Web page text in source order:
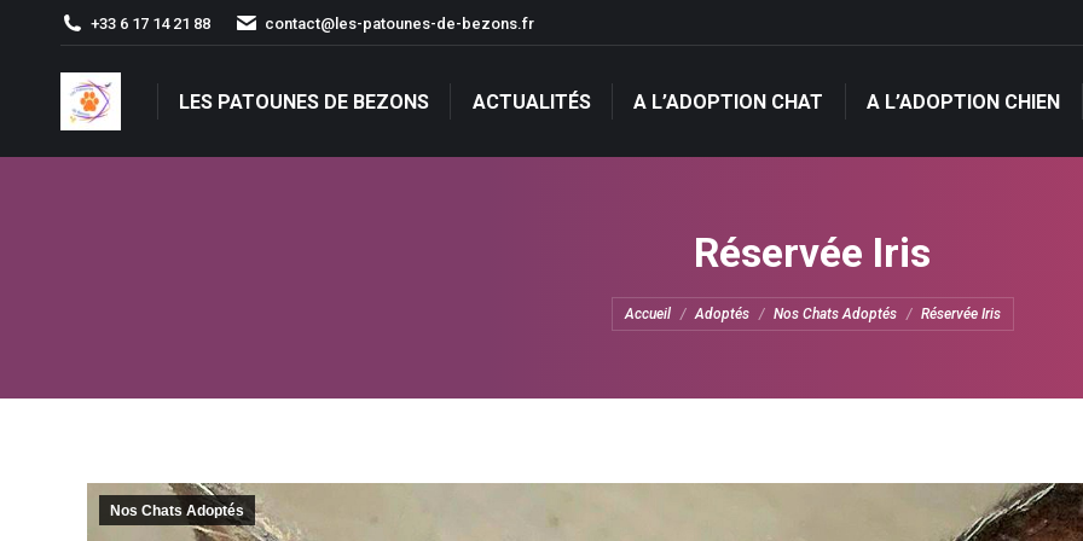
+33 6 17 14 21 88 contact@les-patounes-de-bezons.fr
LES PATOUNES DE BEZONS ACTUALITÉS A L’ADOPTION CHAT A L’ADOPTION CHIEN
Réservée Iris
Vous êtes ici :
Accueil Adoptés Nos Chats Adoptés Réservée Iris
Nos Chats Adoptés